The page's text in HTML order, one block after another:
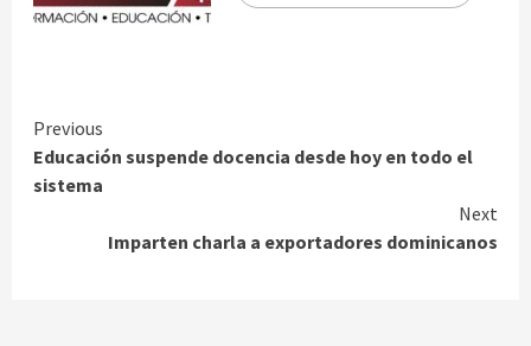
Continue
Reading
Previous
Educación suspende docencia desde hoy en todo el
sistema
Next
Imparten charla a exportadores dominicanos